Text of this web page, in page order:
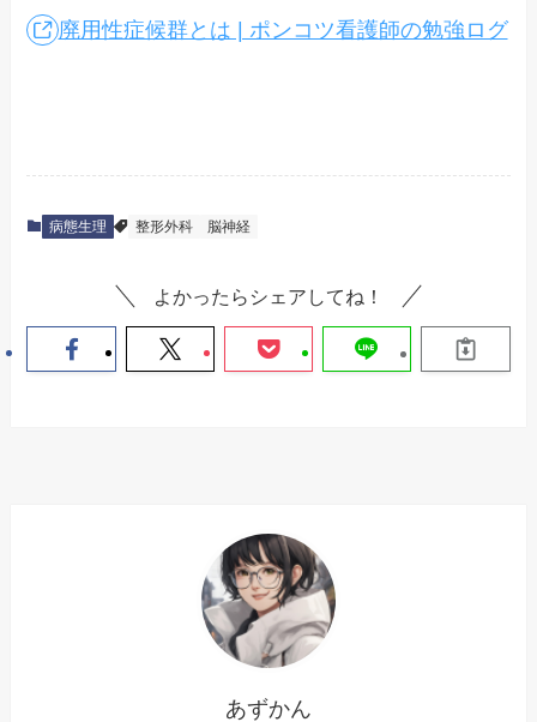
廃用性症候群とは | ポンコツ看護師の勉強ログ
病態生理 整形外科 脳神経
よかったらシェアしてね！
あずかん